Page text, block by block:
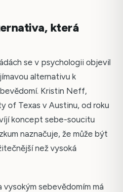
která
se v psychologii objevil
alternativu k
Kristin Neff,
of Texas v Austinu, od roku
koncept sebe-soucitu
naznačuje, že může být
než vysoká
vysokým sebevědomím má